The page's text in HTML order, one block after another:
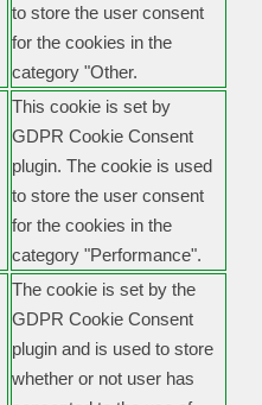
to store the user consent
for the cookies in the
category "Other.
This cookie is set by
GDPR Cookie Consent
plugin. The cookie is used
to store the user consent
for the cookies in the
category "Performance".
The cookie is set by the
GDPR Cookie Consent
plugin and is used to store
whether or not user has